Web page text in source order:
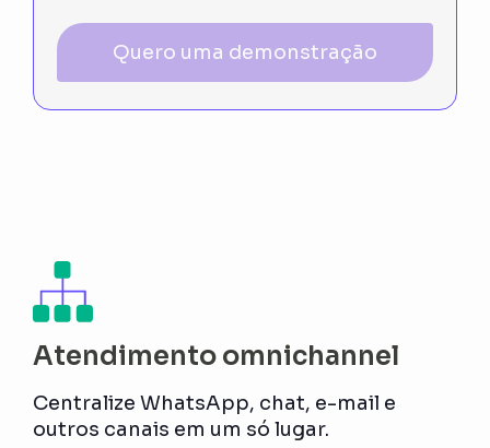
Quero uma demonstração
Atendimento omnichannel
Centralize WhatsApp, chat, e-mail e
outros canais em um só lugar.